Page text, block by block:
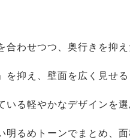
合わせつつ、奥行きを抑
を抑え、壁面を広く見せる
いる軽やかなデザインを
明るめトーンでまとめ、